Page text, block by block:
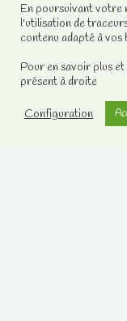
En poursuivant votre
l'utilisation de
contenu adapté à vos
Pour en savoir plus
présent à droite
Configuration